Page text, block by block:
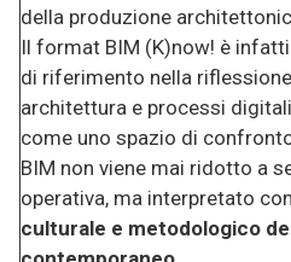
della produzione
Il format BIM (K)now! è
di riferimento nella
architettura e processi
come uno spazio di
BIM non viene mai ridotto a
operativa, ma interpretato
culturale e metodologico